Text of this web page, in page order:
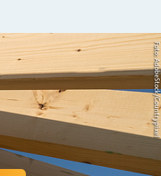
Foto: AdobeStock/Countrypixel